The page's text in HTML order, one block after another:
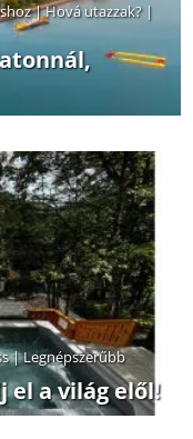
|Hová utazzak? |
|Legnépszerűbb
el a világ elől!